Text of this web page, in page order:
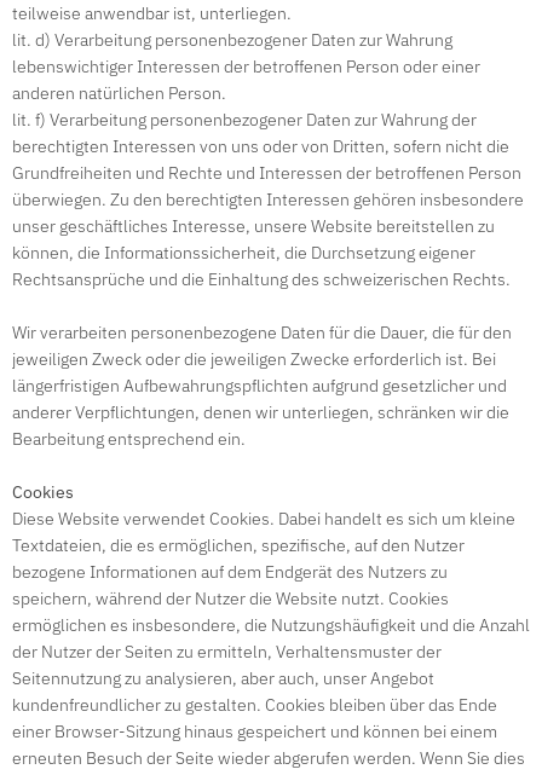
teilweise anwendbar ist, unterliegen.
lit. d) Verarbeitung personenbezogener Daten zur Wahrung
lebenswichtiger Interessen der betroffenen Person oder einer
anderen natürlichen Person.
lit. f) Verarbeitung personenbezogener Daten zur Wahrung der
berechtigten Interessen von uns oder von Dritten, sofern nicht die
Grundfreiheiten und Rechte und Interessen der betroffenen Person
überwiegen. Zu den berechtigten Interessen gehören insbesondere
unser geschäftliches Interesse, unsere Website bereitstellen zu
können, die Informationssicherheit, die Durchsetzung eigener
Rechtsansprüche und die Einhaltung des schweizerischen Rechts.
Wir verarbeiten personenbezogene Daten für die Dauer, die für den
jeweiligen Zweck oder die jeweiligen Zwecke erforderlich ist. Bei
längerfristigen Aufbewahrungspflichten aufgrund gesetzlicher und
anderer Verpflichtungen, denen wir unterliegen, schränken wir die
Bearbeitung entsprechend ein.
Cookies
Diese Website verwendet Cookies. Dabei handelt es sich um kleine
Textdateien, die es ermöglichen, spezifische, auf den Nutzer
bezogene Informationen auf dem Endgerät des Nutzers zu
speichern, während der Nutzer die Website nutzt. Cookies
ermöglichen es insbesondere, die Nutzungshäufigkeit und die Anzahl
der Nutzer der Seiten zu ermitteln, Verhaltensmuster der
Seitennutzung zu analysieren, aber auch, unser Angebot
kundenfreundlicher zu gestalten. Cookies bleiben über das Ende
einer Browser-Sitzung hinaus gespeichert und können bei einem
erneuten Besuch der Seite wieder abgerufen werden. Wenn Sie dies